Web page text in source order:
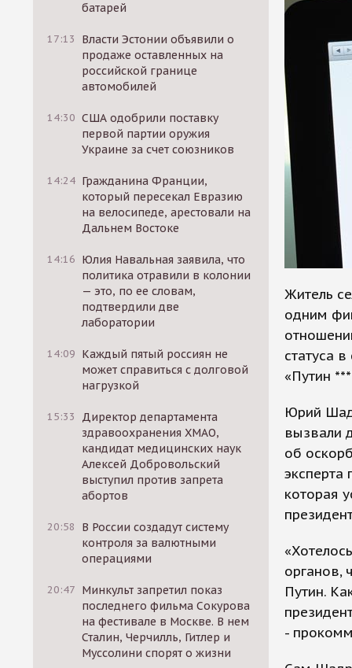
батарей
17:13
Власти Эстонии объявили о
продаже оставленных на
российской границе
автомобилей
14:30 США одобрили поставку
первой партии оружия
Украине за счет союзников
14:24 Гражданина Франции,
который пересекал Евразию
на велосипеде, арестовали на
Дальнем Востоке
14:16 Юлия Навальная заявила, что
политика отравили в колонии
— это, по ее словам,
подтвердили две
лаборатории
14:09 Каждый пятый россиян не
может справиться с долговой
нагрузкой
15:33
Директор департамента
здравоохранения ХМАО,
кандидат медицинских наук
Алексей Добровольский
выступил против запрета
абортов
20:58
В России создадут систему
контроля за валютными
операциями
20:47 Минкульт запретил показ
последнего фильма Сокурова
на фестивале в Москве. В нем
Сталин, Черчилль, Гитлер и
Муссолини спорят о жизни
Житель
одним
статуса
«Путин
Юрий
вызвали
об
эксперта
которая
органов,
Путин.
-